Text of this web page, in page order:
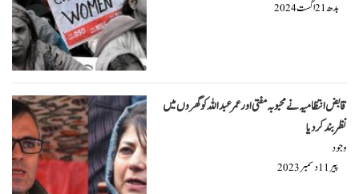
بدھ21اگست2024
قابض انتظامیہ نے محبوبہ مفتی اور عمر عبداللہ کو گھر وں میں
نظر بند کر دیا
وجود
پیر11دسمبر2023